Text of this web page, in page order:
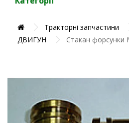
Тракторні запчастини
ДВИГУН
Стакан форсунки